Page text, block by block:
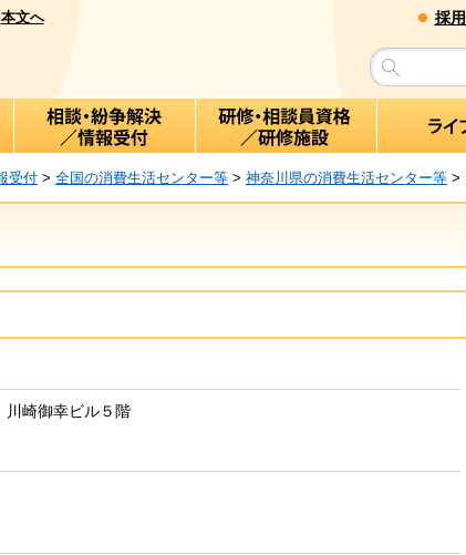
本文へ 採
受付 > 全国の消費生活センター等 > 神奈川県の消費生活センター等 >
崎御幸ビル５階